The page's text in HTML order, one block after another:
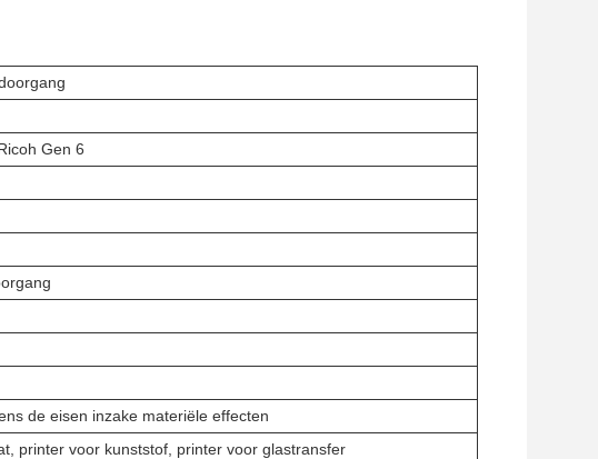
Gen 6
de eisen inzake materiële effecten
printer voor kunststof, printer voor glastransfer